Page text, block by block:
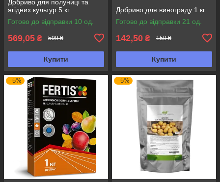
Добриво для полуниці та
ягідних культур 5 кг
Готово до відправки 10 од.
569,05 ₴ 599 ₴
Купити
Добриво для винограду 1 кг
Готово до відправки 21 од.
142,50 ₴ 150 ₴
Купити
–5% –5%